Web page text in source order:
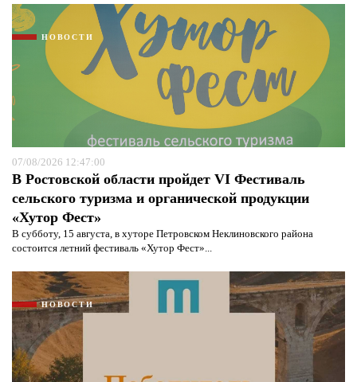
НОВОСТИ
07/08/2026 12:47:00
В Ростовской области пройдет VI Фестиваль
сельского туризма и органической продукции
«Хутор Фест»
В субботу, 15 августа, в хуторе Петровском Неклиновского района
состоится летний фестиваль «Хутор Фест»...
НОВОСТИ